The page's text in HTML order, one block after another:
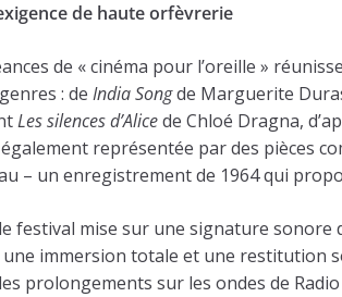
de haute orfèvrerie
de « cinéma pour l’oreille »
: de India Songde Marguerite
Les silences d’Alicede Chloé Dragna,
représentée par des pièces
– un enregistrement de 1964 qui
festival mise sur une signature sonore
immersion totale et une restitution
prolongements sur les ondes de